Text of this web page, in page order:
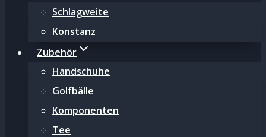
Schlagweite
Konstanz
Zubehör
Handschuhe
Golfbälle
Komponenten
Tee